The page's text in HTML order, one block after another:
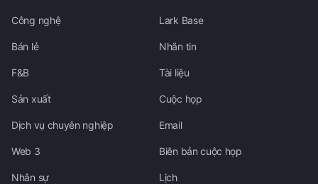
Công nghệ
Bán lẻ
F&B
Sản xuất
Dịch vụ chuyên nghiệp
Web 3
Nhân sự
Lark Base
Nhắn tin
Tài liệu
Cuộc họp
Email
Biên bản cuộc họp
Lịch